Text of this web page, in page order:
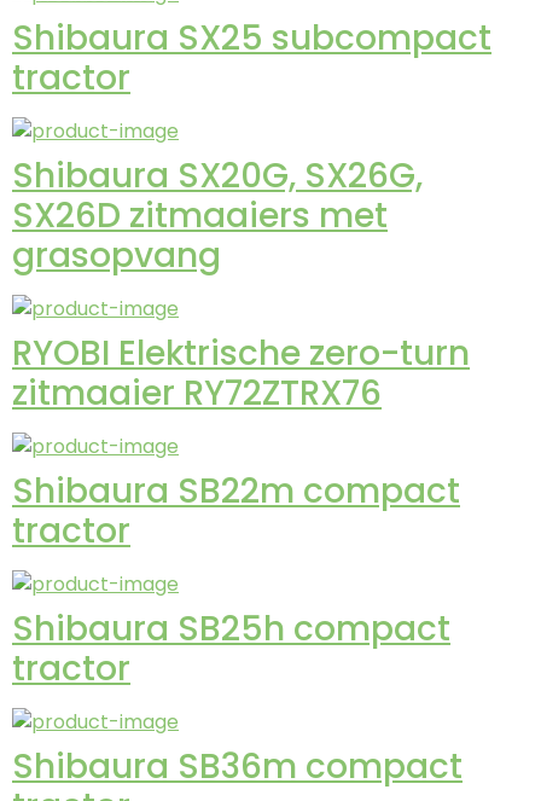
Shibaura SX25 subcompact
tractor
Shibaura SX20G, SX26G,
SX26D zitmaaiers met
grasopvang
RYOBI Elektrische zero-turn
zitmaaier RY72ZTRX76
Shibaura SB22m compact
tractor
Shibaura SB25h compact
tractor
Shibaura SB36m compact